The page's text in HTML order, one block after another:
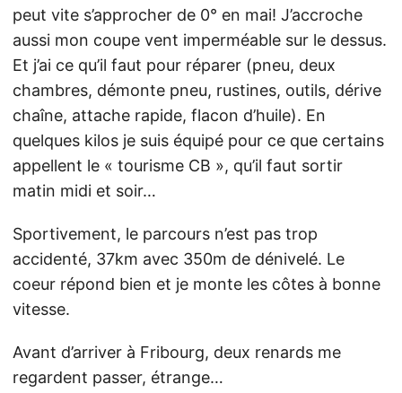
peut vite s’approcher de 0° en mai! J’accroche
aussi mon coupe vent imperméable sur le dessus.
Et j’ai ce qu’il faut pour réparer (pneu, deux
chambres, démonte pneu, rustines, outils, dérive
chaîne, attache rapide, flacon d’huile). En
quelques kilos je suis équipé pour ce que certains
appellent le « tourisme CB », qu’il faut sortir
matin midi et soir…
Sportivement, le parcours n’est pas trop
accidenté, 37km avec 350m de dénivelé. Le
coeur répond bien et je monte les côtes à bonne
vitesse.
Avant d’arriver à Fribourg, deux renards me
regardent passer, étrange…